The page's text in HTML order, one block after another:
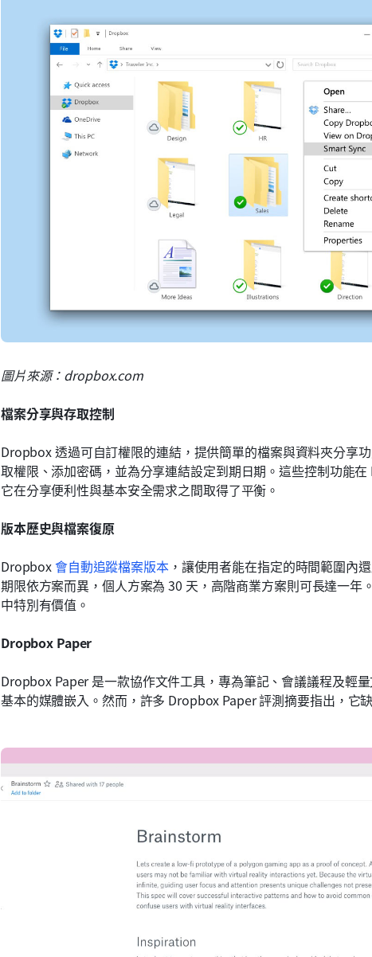
圖片來源：dropbox.com
檔案分享與存取控制
Dropbox 透過可自訂權限的連結，提供簡單的檔案與資料夾分享
取權限、添加密碼，並為分享連結設定到期日期。這些控制功能
它在分享便利性與基本安全需求之間取得了平衡。
版本歷史與檔案復原
Dropbox 會自動追蹤檔案版本，讓使用者能在指定的時間範圍內
期限依方案而異，個人方案為 30 天，高階商業方案則可長達一
中特別有價值。
Dropbox Paper
Dropbox Paper 是一款協作文件工具，專為筆記、會議議程及輕
基本的媒體嵌入。然而，許多 Dropbox Paper 評測摘要指出，它